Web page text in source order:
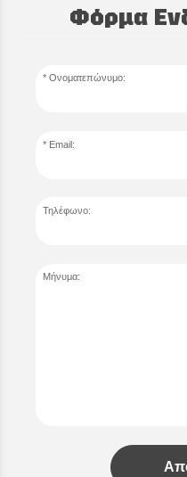
Φόρμα
Ονοματεπώνυμο:
Email:
Τηλέφωνο:
Μήνυμα: